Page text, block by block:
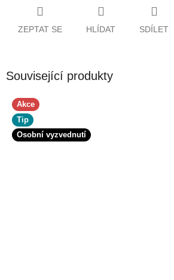
ZEPTAT SE HLÍDAT SDÍLET
Související produkty
Akce
Tip
Osobní vyzvednutí